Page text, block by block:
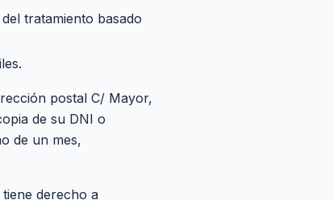
tratamiento basado
postal C/ Mayor,
de su DNI o
de un mes,
derecho a